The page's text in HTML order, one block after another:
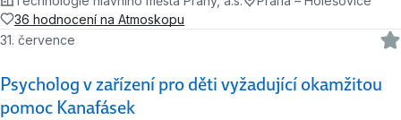
36 hodnocení na Atmoskopu
Psycholog v zařízení pro děti vyžadující okamžitou
pomoc Kanafásek
31. července